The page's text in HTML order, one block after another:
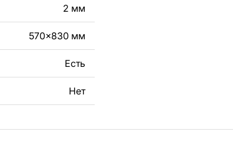
2 мм
570x830 мм
Есть
Нет